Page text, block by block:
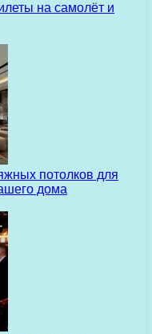
на самолёт и
потолков для
дома